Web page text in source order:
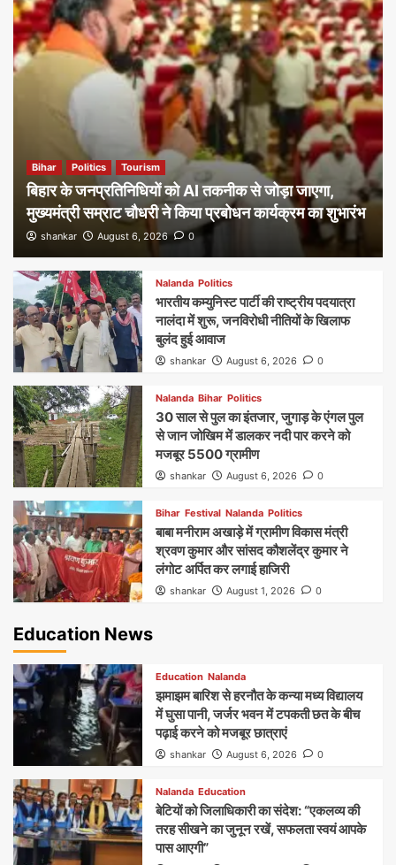
Bihar Politics Tourism
बिहार के जनप्रतिनिधियों को AI तकनीक से जोड़ा जाएगा,
मुख्यमंत्री सम्राट चौधरी ने किया प्रबोधन कार्यक्रम का शुभारंभ
shankar August 6, 2026 0
Nalanda Politics
भारतीय कम्युनिस्ट पार्टी की राष्ट्रीय पदयात्रा
नालंदा में शुरू, जनविरोधी नीतियों के खिलाफ
बुलंद हुई आवाज
shankar August 6, 2026 0
Nalanda Bihar Politics
30 साल से पुल का इंतजार, जुगाड़ के एंगल पुल
से जान जोखिम में डालकर नदी पार करने को
मजबूर 5500 ग्रामीण
shankar August 6, 2026 0
Bihar Festival Nalanda Politics
बाबा मनीराम अखाड़े में ग्रामीण विकास मंत्री
श्रवण कुमार और सांसद कौशलेंद्र कुमार ने
लंगोट अर्पित कर लगाई हाजिरी
shankar August 1, 2026 0
Education News
Education Nalanda
झमाझम बारिश से हरनौत के कन्या मध्य विद्यालय
में घुसा पानी, जर्जर भवन में टपकती छत के बीच
पढ़ाई करने को मजबूर छात्राएं
shankar August 6, 2026 0
Nalanda Education
बेटियों को जिलाधिकारी का संदेश: “एकलव्य की
तरह सीखने का जुनून रखें, सफलता स्वयं आपके
पास आएगी”